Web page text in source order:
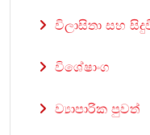
විලාසිතා සහ
විශේෂාංග
ව්‍යාපාරික පුවත්